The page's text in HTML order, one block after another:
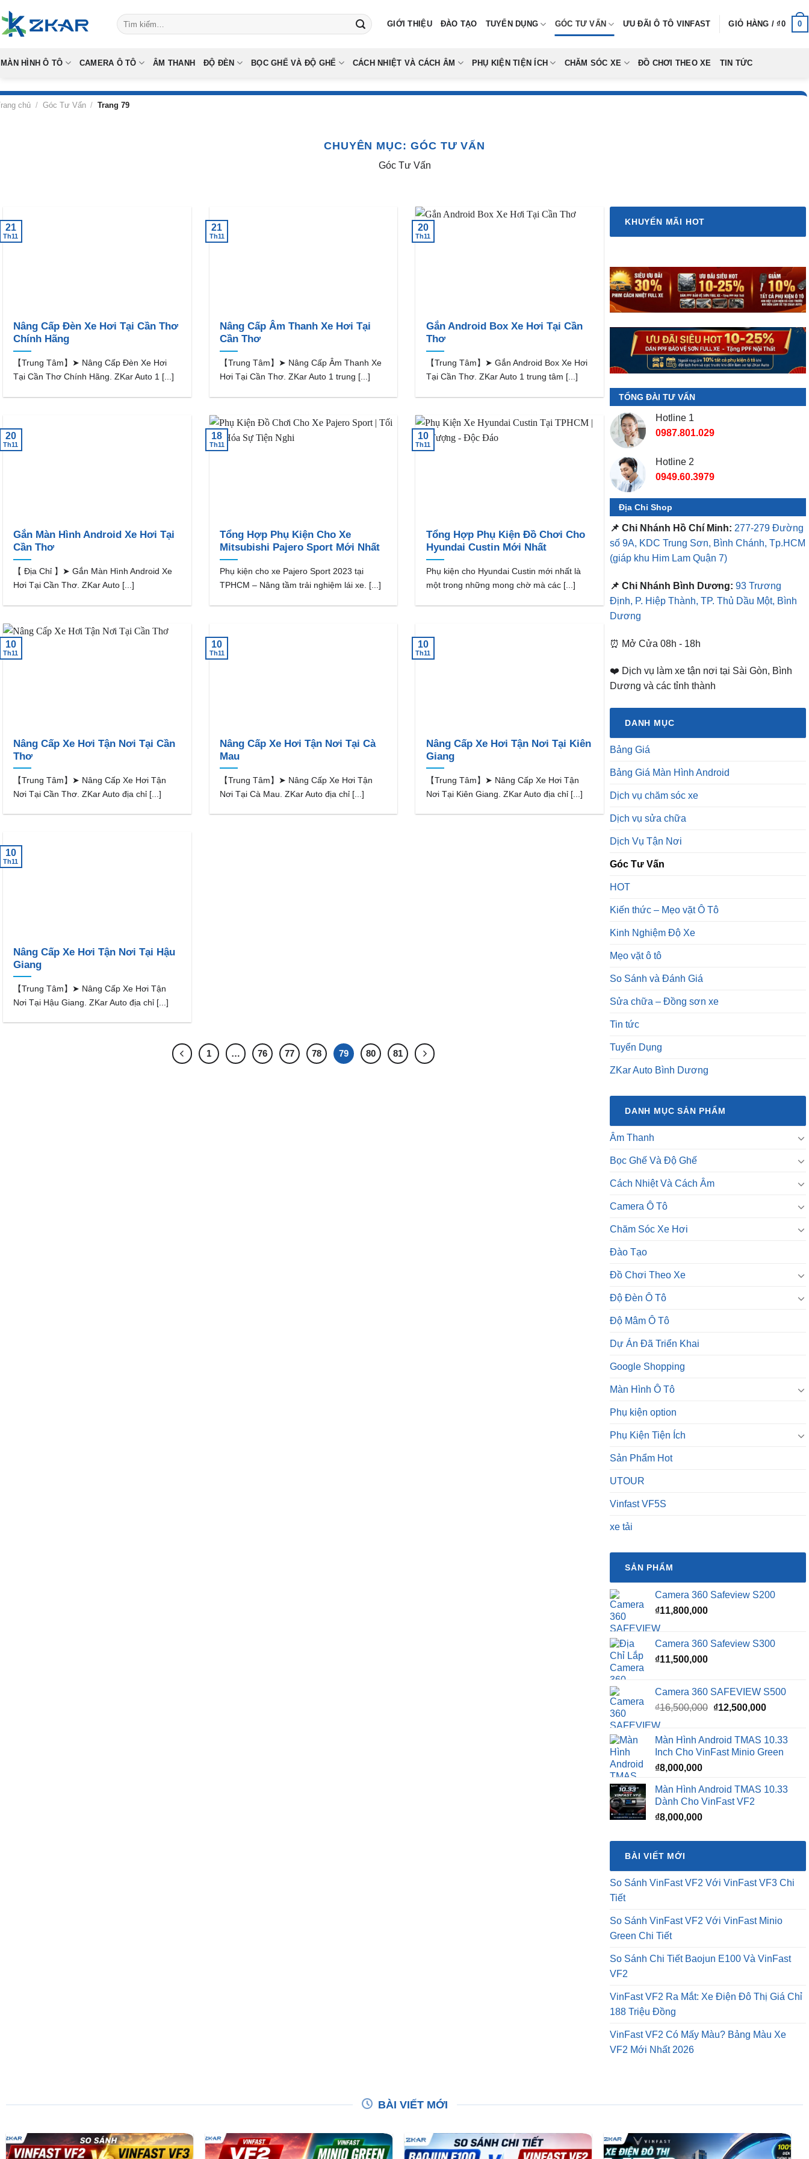
to
content
Tìm
kiếm:
GIỚI THIỆU ĐÀO TẠO TUYỂN DỤNG GÓC TƯ VẤN ƯU ĐÃI Ô TÔ VINFAST GIỎ HÀNG /₫0 0
MÀN HÌNH Ô TÔ CAMERA Ô TÔ ÂM THANH ĐỘ ĐÈN BỌC GHẾ VÀ ĐỘ GHẾ CÁCH NHIỆT VÀ CÁCH ÂM PHỤ KIỆN TIỆN ÍCH CHĂM SÓC XE ĐỒ CHƠI THEO XE TIN TỨC
chủ / Góc Tư Vấn / Trang 79
CHUYÊN MỤC: GÓC TƯ VẤN
Góc Tư Vấn
Nâng Cấp Đèn Xe Hơi Tại Cần Thơ
Chính Hãng
【Trung Tâm】➤ Nâng Cấp Đèn Xe Hơi
Tại Cần Thơ Chính Hãng. ZKar Auto 1 [...]
21
Th11
Nâng Cấp Âm Thanh Xe Hơi Tại
Cần Thơ
【Trung Tâm】➤ Nâng Cấp Âm Thanh Xe
Hơi Tại Cần Thơ. ZKar Auto 1 trung [...]
21
Th11
Gắn Android Box Xe Hơi Tại Cần
Thơ
【Trung Tâm】➤ Gắn Android Box Xe Hơi
Tại Cần Thơ. ZKar Auto 1 trung tâm [...]
20
Th11
Gắn Màn Hình Android Xe Hơi Tại
Cần Thơ
【 Địa Chỉ 】➤ Gắn Màn Hình Android Xe
Hơi Tại Cần Thơ. ZKar Auto [...]
20
Th11
Tổng Hợp Phụ Kiện Cho Xe
Mitsubishi Pajero Sport Mới Nhất
Phụ kiện cho xe Pajero Sport 2023 tại
TPHCM – Nâng tầm trải nghiệm lái xe. [...]
18
Th11
Tổng Hợp Phụ Kiện Đồ Chơi Cho
Hyundai Custin Mới Nhất
Phụ kiện cho Hyundai Custin mới nhất là
một trong những mong chờ mà các [...]
10
Th11
Nâng Cấp Xe Hơi Tận Nơi Tại Cần
Thơ
【Trung Tâm】➤ Nâng Cấp Xe Hơi Tận
Nơi Tại Cần Thơ. ZKar Auto địa chỉ [...]
10
Th11
Nâng Cấp Xe Hơi Tận Nơi Tại Cà
Mau
【Trung Tâm】➤ Nâng Cấp Xe Hơi Tận
Nơi Tại Cà Mau. ZKar Auto địa chỉ [...]
10
Th11
Nâng Cấp Xe Hơi Tận Nơi Tại Kiên
Giang
【Trung Tâm】➤ Nâng Cấp Xe Hơi Tận
Nơi Tại Kiên Giang. ZKar Auto địa chỉ [...]
10
Th11
Nâng Cấp Xe Hơi Tận Nơi Tại Hậu
Giang
【Trung Tâm】➤ Nâng Cấp Xe Hơi Tận
Nơi Tại Hậu Giang. ZKar Auto địa chỉ [...]
10
Th11
1 … 76 77 78 79 80 81
KHUYẾN MÃI HOT
TỔNG ĐÀI TƯ VẤN
Hotline 1
0987.801.029
Hotline 2
0949.60.3979
Địa Chỉ Shop
📌 Chi Nhánh Hồ Chí Minh: 277-279 Đường
số 9A, KDC Trung Sơn, Bình Chánh, Tp.HCM
(giáp khu Him Lam Quận 7)
📌 Chi Nhánh Bình Dương: 93 Trương
Định, P. Hiệp Thành, TP. Thủ Dầu Một, Bình
Dương
⏰ Mở Cửa 08h - 18h
❤️ Dịch vụ làm xe tận nơi tại Sài Gòn, Bình
Dương và các tỉnh thành
DANH MỤC
Bảng Giá
Bảng Giá Màn Hình Android
Dịch vụ chăm sóc xe
Dịch vụ sửa chữa
Dịch Vụ Tận Nơi
Góc Tư Vấn
HOT
Kiến thức – Mẹo vặt Ô Tô
Kinh Nghiệm Độ Xe
Mẹo vặt ô tô
So Sánh và Đánh Giá
Sửa chữa – Đồng sơn xe
Tin tức
Tuyển Dụng
ZKar Auto Bình Dương
DANH MỤC SẢN PHẨM
Âm Thanh
Bọc Ghế Và Độ Ghế
Cách Nhiệt Và Cách Âm
Camera Ô Tô
Chăm Sóc Xe Hơi
Đào Tạo
Đồ Chơi Theo Xe
Độ Đèn Ô Tô
Độ Mâm Ô Tô
Dự Án Đã Triển Khai
Google Shopping
Màn Hình Ô Tô
Phụ kiện option
Phụ Kiện Tiện Ích
Sản Phẩm Hot
UTOUR
Vinfast VF5S
xe tải
SẢN PHẨM
Camera 360 Safeview S200
₫11,800,000
Camera 360 Safeview S300
₫11,500,000
Camera 360 SAFEVIEW S500
₫16,500,000 Giá
₫16,500,000.
₫12,500,000Giá
là:
Màn Hình Android TMAS 10.33
Inch Cho VinFast Minio Green
₫8,000,000
Màn Hình Android TMAS 10.33
Dành Cho VinFast VF2
₫8,000,000
BÀI VIẾT MỚI
So Sánh VinFast VF2 Với VinFast VF3 Chi
Tiết
So Sánh VinFast VF2 Với VinFast Minio
Green Chi Tiết
So Sánh Chi Tiết Baojun E100 Và VinFast
VF2
VinFast VF2 Ra Mắt: Xe Điện Đô Thị Giá Chỉ
188 Triệu Đồng
VinFast VF2 Có Mấy Màu? Bảng Màu Xe
VF2 Mới Nhất 2026
BÀI VIẾT MỚI